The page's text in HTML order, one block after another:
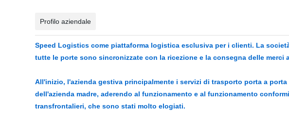
Profilo aziendale
Speed Logistics come piattaforma logistica esclusiva per i clienti. La
tutte le porte sono sincronizzate con la ricezione e la consegna delle
All'inizio, l'azienda gestiva principalmente i servizi di trasporto porta a
dell'azienda madre, aderendo al funzionamento e al funzionamento
transfrontalieri, che sono stati molto elogiati.